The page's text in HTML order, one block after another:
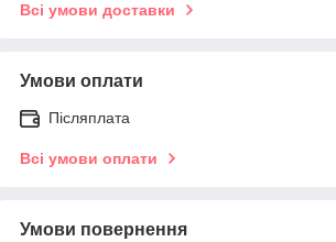
Всі умови доставки
Умови оплати
Післяплата
Всі умови оплати
Умови повернення